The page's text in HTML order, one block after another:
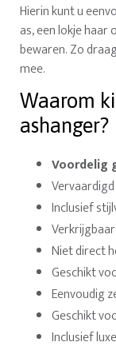
Hierin kunt u
as, een lokje haar
bewaren. Zo
mee.
Waarom
ashanger?
Voordelig
Inclusief
Niet direct
Geschikt
Eenvoudig
Geschikt
Inclusief